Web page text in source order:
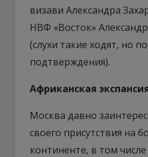
визави Александра
НВФ «Восток»
(слухи такие ходят, но
подтверждения).
Африканская
Москва давно
своего присутствия на
континенте, в том